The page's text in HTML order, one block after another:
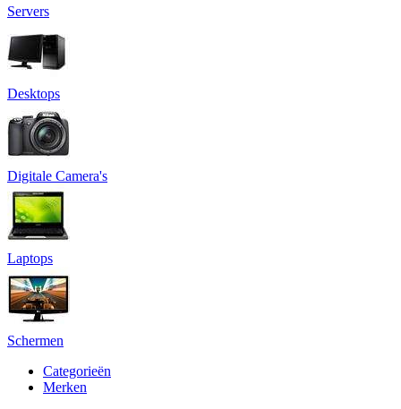
Servers
Desktops
Digitale Camera's
Laptops
Schermen
Categorieën
Merken